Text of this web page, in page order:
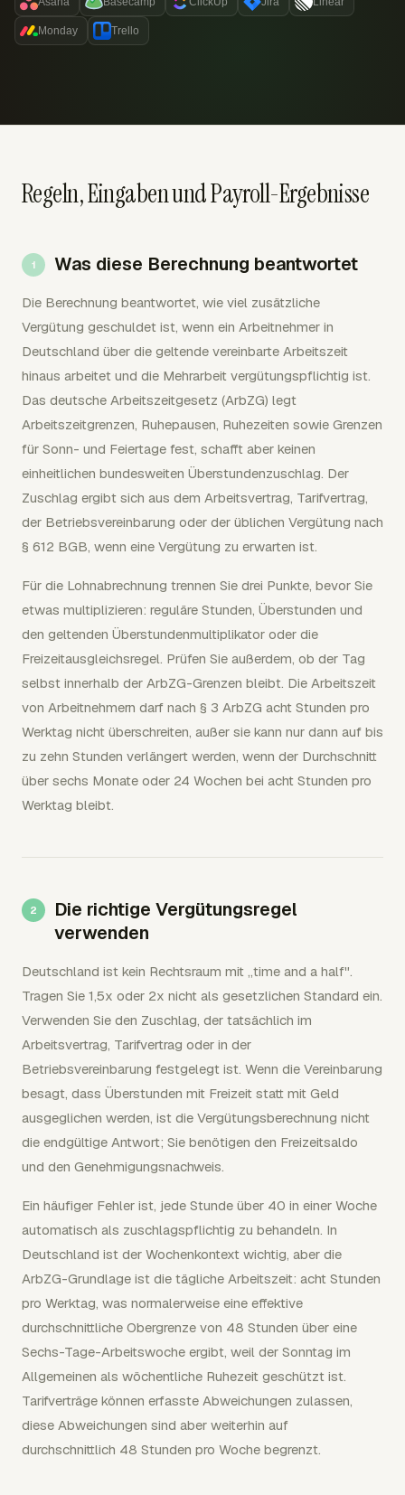
Monday Trello
Regeln, Eingaben und Payroll-Ergebnisse
Was diese Berechnung beantwortet
Die Berechnung beantwortet, wie viel zusätzliche
Vergütung geschuldet ist, wenn ein Arbeitnehmer in
Deutschland über die geltende vereinbarte Arbeitszeit
hinaus arbeitet und die Mehrarbeit vergütungspflichtig ist.
Das deutsche Arbeitszeitgesetz (ArbZG) legt
Arbeitszeitgrenzen, Ruhepausen, Ruhezeiten sowie Grenzen
für Sonn- und Feiertage fest, schafft aber keinen
einheitlichen bundesweiten Überstundenzuschlag. Der
Zuschlag ergibt sich aus dem Arbeitsvertrag, Tarifvertrag,
der Betriebsvereinbarung oder der üblichen Vergütung nach
§ 612 BGB, wenn eine Vergütung zu erwarten ist.
Für die Lohnabrechnung trennen Sie drei Punkte, bevor Sie
etwas multiplizieren: reguläre Stunden, Überstunden und
den geltenden Überstundenmultiplikator oder die
Freizeitausgleichsregel. Prüfen Sie außerdem, ob der Tag
selbst innerhalb der ArbZG-Grenzen bleibt. Die Arbeitszeit
von Arbeitnehmern darf nach § 3 ArbZG acht Stunden pro
Werktag nicht überschreiten, außer sie kann nur dann auf bis
zu zehn Stunden verlängert werden, wenn der Durchschnitt
über sechs Monate oder 24 Wochen bei acht Stunden pro
Werktag bleibt.
Die richtige Vergütungsregel
verwenden
Deutschland ist kein Rechtsraum mit „time and a half".
Tragen Sie 1,5x oder 2x nicht als gesetzlichen Standard ein.
Verwenden Sie den Zuschlag, der tatsächlich im
Arbeitsvertrag, Tarifvertrag oder in der
Betriebsvereinbarung festgelegt ist. Wenn die Vereinbarung
besagt, dass Überstunden mit Freizeit statt mit Geld
ausgeglichen werden, ist die Vergütungsberechnung nicht
die endgültige Antwort; Sie benötigen den Freizeitsaldo
und den Genehmigungsnachweis.
Ein häufiger Fehler ist, jede Stunde über 40 in einer Woche
automatisch als zuschlagspflichtig zu behandeln. In
Deutschland ist der Wochenkontext wichtig, aber die
ArbZG-Grundlage ist die tägliche Arbeitszeit: acht Stunden
pro Werktag, was normalerweise eine effektive
durchschnittliche Obergrenze von 48 Stunden über eine
Sechs-Tage-Arbeitswoche ergibt, weil der Sonntag im
Allgemeinen als wöchentliche Ruhezeit geschützt ist.
Tarifverträge können erfasste Abweichungen zulassen,
diese Abweichungen sind aber weiterhin auf
durchschnittlich 48 Stunden pro Woche begrenzt.